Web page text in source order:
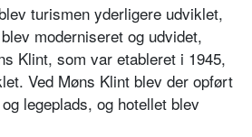
turismen yderligere udviklet,
moderniseret og udvidet,
Klint, som var etableret i 1945,
Ved Møns Klint blev der opført
legeplads, og hotellet blev